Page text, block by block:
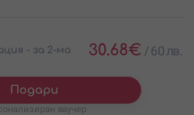
- за 2-ма 30.68€ /60 лв.
Подари
ваучер